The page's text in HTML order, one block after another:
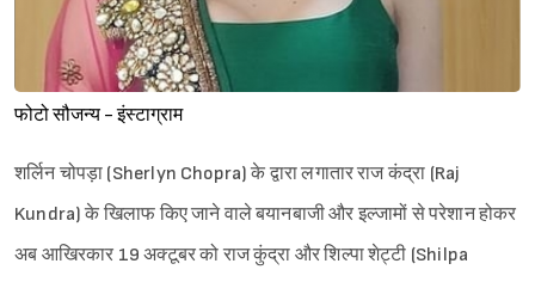
फोटो सौजन्य - इंस्टाग्राम
शर्लिन चोपड़ा (Sherlyn Chopra) के द्वारा लगातार राज कंद्रा (Raj
Kundra) के खिलाफ किए जाने वाले बयानबाजी और इल्जामों से परेशान होकर
अब आखिरकार 19 अक्टूबर को राज कुंद्रा और शिल्पा शेट्टी (Shilpa